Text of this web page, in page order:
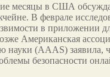
месяцы в США
В феврале
в приложении
Американская
науки (AAAS) заявила,
безопасности